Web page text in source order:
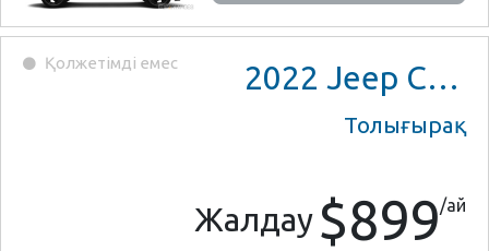
Қолжетімді емес 2022 Jeep Compass
Толығырақ
Жалдау $899/ай